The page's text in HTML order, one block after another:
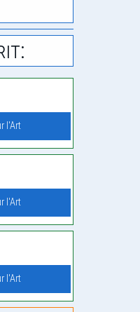
l'Art
l'Art
l'Art